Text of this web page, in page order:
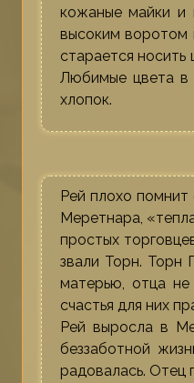
кожаные майки и
высоким воротом
старается
Любимые цвета в
хлопок.
Рей плохо помнит
Меретнара,
простых
звали Торн. Торн
матерью, отца
счастья для них
Рей выросла в
беззаботной
радовалась. Отец